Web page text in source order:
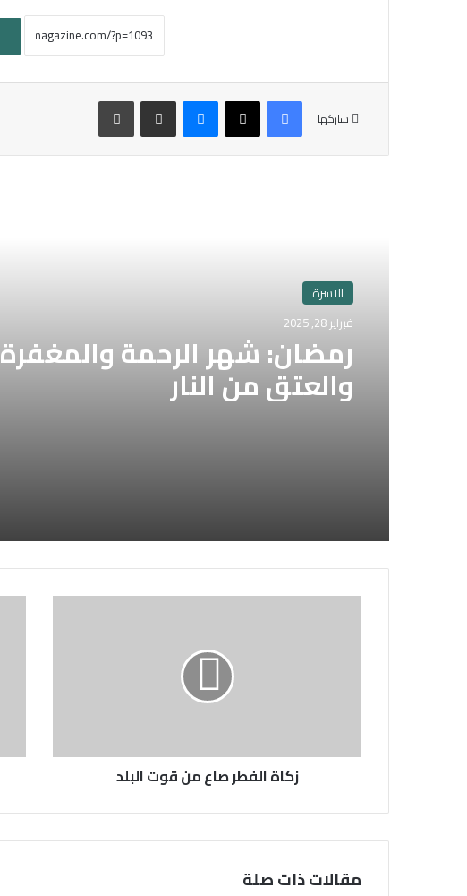
شاركها
فيسبوك‫X ماسنجر مشاركة عبر البريد طباعة
الاسرة
فبراير 28, 2025
رمضان: شهر الرحمة والمغفرة
والعتق من النار
زكاة الفطر صاع من قوت البلد
مقالات ذات صلة